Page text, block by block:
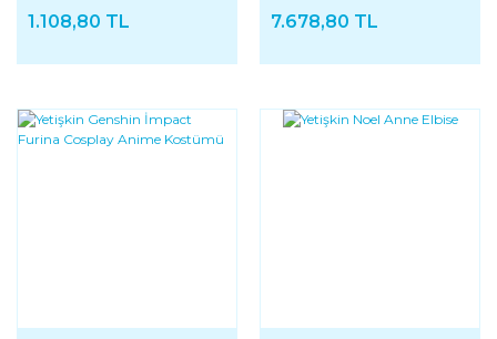
1.108,80 TL 7.678,80 TL